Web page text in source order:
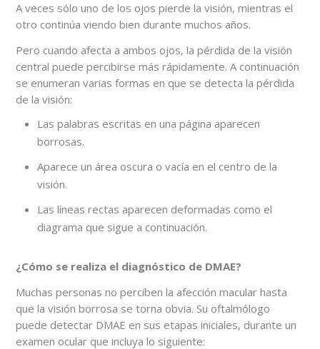
A veces sólo uno de los ojos pierde la visión, mientras el
otro continúa viendo bien durante muchos años.
Pero cuando afecta a ambos ojos, la pérdida de la visión
central puede percibirse más rápidamente. A continuación
se enumeran varias formas en que se detecta la pérdida
de la visión:
Las palabras escritas en una página aparecen
borrosas.
Aparece un área oscura o vacía en el centro de la
visión.
Las líneas rectas aparecen deformadas como el
diagrama que sigue a continuación.
¿Cómo se realiza el diagnóstico de DMAE?
Muchas personas no perciben la afección macular hasta
que la visión borrosa se torna obvia. Su oftalmólogo
puede detectar DMAE en sus etapas iniciales, durante un
examen ocular que incluya lo siguiente: